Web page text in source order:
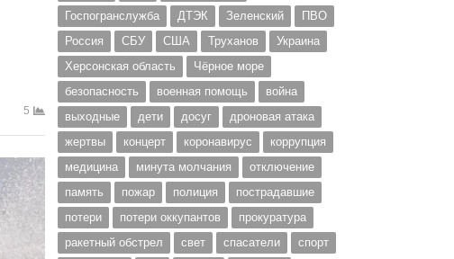
5
Госпогранслужба
ДТЭК Зеленский
ПВО
Россия
СБУ США Труханов
Украина
Херсонская область
Чёрное море
безопасность
военная помощь
война
выходные
дети досуг
дроновая атака
жертвы
концерт коронавирус
коррупция
медицина
минута молчания
отключение
память
пожар полиция
пострадавшие
потери
потери оккупантов
прокуратура
ракетный обстрел
свет спасатели
спорт